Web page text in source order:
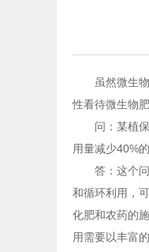
虽然微生
性看待微生物
问：某植
用量减少40%
答：这个
和循环利用，
化肥和农药的
用需要以丰富